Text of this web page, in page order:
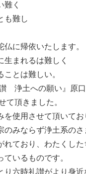
難く
も難し
に帰依いたします。
生まれるは難しく
とは難しい。
浄土への願い』原口
て頂きました。
を使用させて頂いてお
のみならず浄土系の
れており、わたくし
ているものです。
り六時礼讃がより身